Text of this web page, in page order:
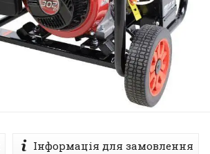
Інформація для замовлення